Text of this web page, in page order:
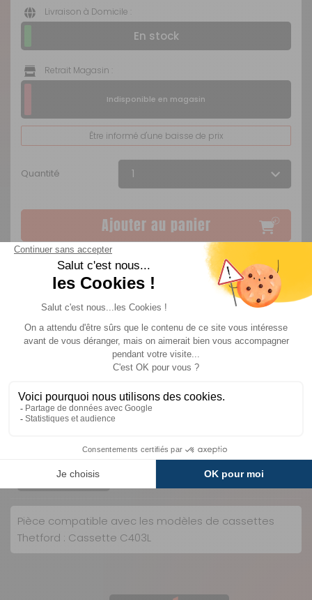
Livraison à Domicile :
En stock
Retrait Magasin :
Indisponible en magasin
Être informé d'une baisse de prix
Quantité
Ajouter au panier
Disponible en livraison : En stock expédié sous 24H
Indisponible en magasin
Livraison Standardpar Livraison en MAGASIN : Offerte .
Expédié sous 48h Sécurisés
de 09h à 18h du lundi
Description Informations complémentaires
Pièce compatible avec les modèles de cassettes
Thetford : Cassette C403L